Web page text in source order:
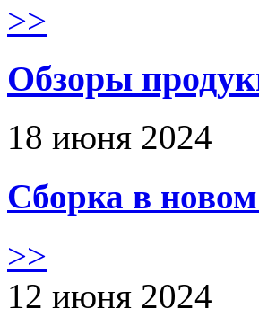
>>
Обзоры
18 июня 2024
Сборка в
>>
12 июня 2024